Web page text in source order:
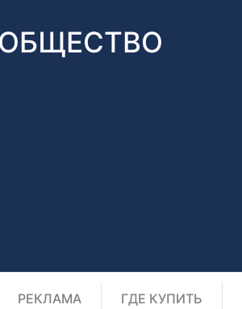
РЕКЛАМА ГДЕ КУПИТЬ